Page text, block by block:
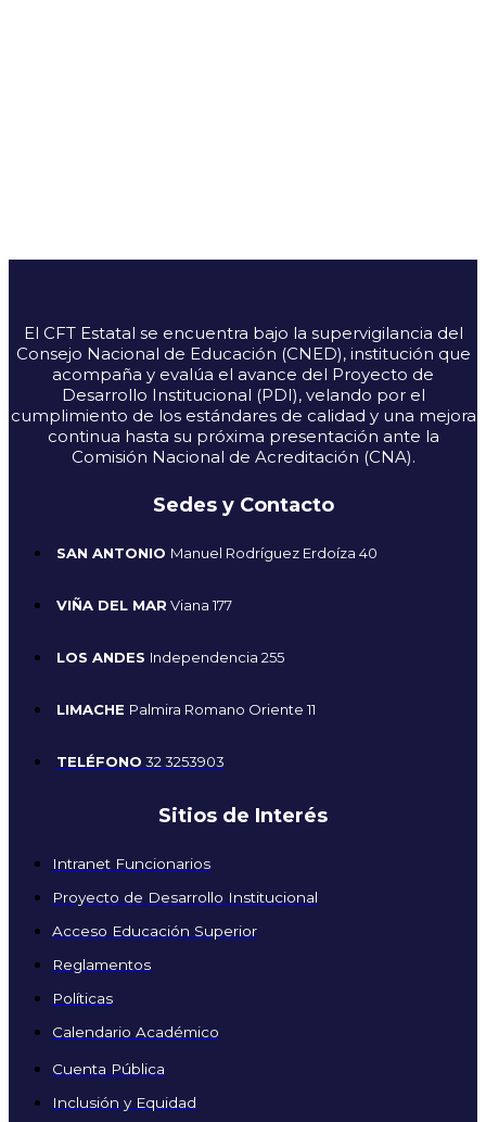
El CFT Estatal se encuentra bajo la supervigilancia del
Consejo Nacional de Educación (CNED), institución que
acompaña y evalúa el avance del Proyecto de
Desarrollo Institucional (PDI), velando por el
cumplimiento de los estándares de calidad y una mejora
continua hasta su próxima presentación ante la
Comisión Nacional de Acreditación (CNA).
Sedes y Contacto
SAN ANTONIO Manuel Rodríguez Erdoíza 40
VIÑA DEL MAR Viana 177
LOS ANDES Independencia 255
LIMACHE Palmira Romano Oriente 11
TELÉFONO 32 3253903
Sitios de Interés
Intranet Funcionarios
Proyecto de Desarrollo Institucional
Acceso Educación Superior
Reglamentos
Políticas
Calendario Académico
Cuenta Pública
Inclusión y Equidad